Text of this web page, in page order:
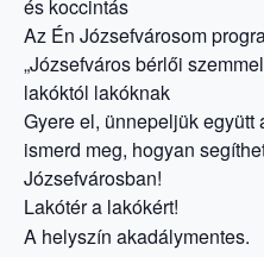
és koccintás
Az Én Józsefvárosom
„Józsefváros bérlői
lakóktól lakóknak
Gyere el, ünnepeljük együtt
ismerd meg, hogyan
Józsefvárosban!
Lakótér a lakókért!
A helyszín akadálymentes.